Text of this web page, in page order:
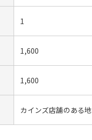
1
1,600
1,600
カインズ店舗のある